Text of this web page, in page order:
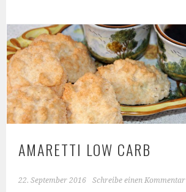
Low
Carb
AMARETTI LOW CARB
22. September 2016 Schreibe einen Kommentar